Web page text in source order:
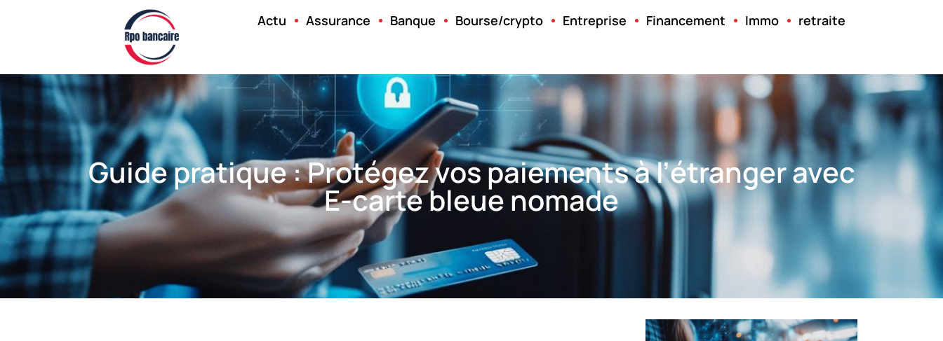
Actu Assurance Banque Bourse/crypto Entreprise Financement Immo retraite
Guide pratique : Protégez vos paiements à l’étranger avec
E-carte bleue nomade